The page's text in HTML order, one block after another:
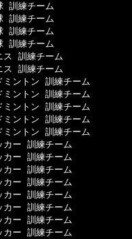
練チーム
練チーム
練チーム
練チーム
訓練チーム
訓練チーム
トン 訓練チーム
トン 訓練チーム
トン 訓練チーム
トン 訓練チーム
トン 訓練チーム
訓練チーム
訓練チーム
訓練チーム
訓練チーム
訓練チーム
訓練チーム
訓練チーム
訓練チーム